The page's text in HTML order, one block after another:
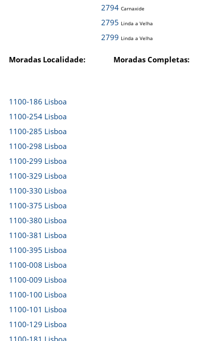
2794 Carnaxide
2795 Linda a Velha
2799 Linda a Velha
Moradas Localidade: Moradas Completas:
1100-186 Lisboa
1100-254 Lisboa
1100-285 Lisboa
1100-298 Lisboa
1100-299 Lisboa
1100-329 Lisboa
1100-330 Lisboa
1100-375 Lisboa
1100-380 Lisboa
1100-381 Lisboa
1100-395 Lisboa
1100-008 Lisboa
1100-009 Lisboa
1100-100 Lisboa
1100-101 Lisboa
1100-129 Lisboa
1100-181 Lisboa